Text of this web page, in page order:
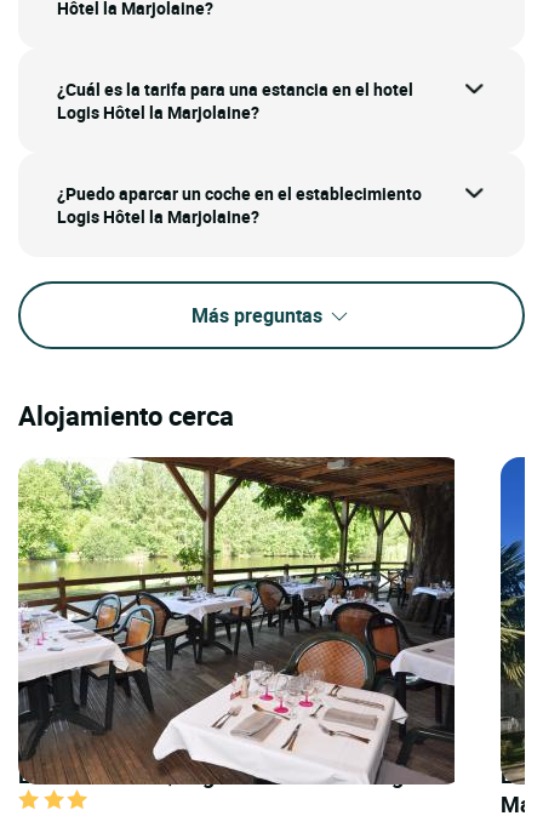
Hôtel la Marjolaine?
¿Cuál es la tarifa para una estancia en el hotel
Logis Hôtel la Marjolaine?
¿Puedo aparcar un coche en el establecimiento
Logis Hôtel la Marjolaine?
Más preguntas
Alojamiento cerca
LOGIS HOTELS | Logis Hôtel Beau Rivage